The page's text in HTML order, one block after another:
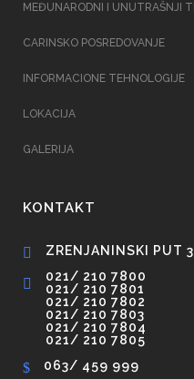
MEĐUNARODNI I UNUTRAŠNJI
CARINSKO POSREDOVANJE
INFORMACIONE TEHNOLOGIJE
LOKACIJA
GALERIJA
KONTAKT
ZRENJANINSKI PUT
021/ 210 7800
021/ 210 7801
021/ 210 7802
021/ 210 7803
021/ 210 7804
021/ 210 7805
063/ 459 999